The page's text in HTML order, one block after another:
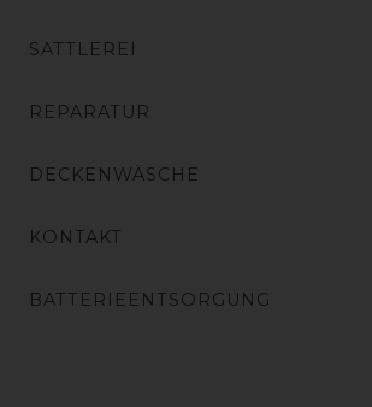
SATTLEREI
REPARATUR
DECKENWÄSCHE
KONTAKT
BATTERIEENTSORGUNG